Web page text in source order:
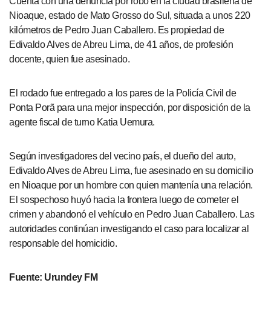
Nioaque, estado de Mato Grosso do Sul, situada a unos 220
kilómetros de Pedro Juan Caballero. Es propiedad de
Edivaldo Alves de Abreu Lima, de 41 años, de profesión
docente, quien fue asesinado.
El rodado fue entregado a los pares de la Policía Civil de
Ponta Porã para una mejor inspección, por disposición de la
agente fiscal de turno Katia Uemura.
Según investigadores del vecino país, el dueño del auto,
Edivaldo Alves de Abreu Lima, fue asesinado en su domicilio
en Nioaque por un hombre con quien mantenía una relación.
El sospechoso huyó hacia la frontera luego de cometer el
crimen y abandonó el vehículo en Pedro Juan Caballero. Las
autoridades continúan investigando el caso para localizar al
responsable del homicidio.
Fuente: Urundey FM